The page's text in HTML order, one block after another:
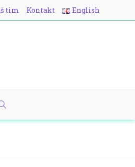
tim Kontakt English